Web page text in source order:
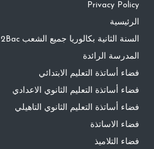
Privacy Policy
الرئيسية
السنة الثانية بكالوريا جميع الشعب 2Bac
المدرسة الرائدة
فضاء أساتذة التعليم الابتدائي
فضاء أساتذة التعليم الثانوي الاعدادي
فضاء أساتذة التعليم الثانوي التاهيلي
فضاء الاساتذة
فضاء التلاميذ